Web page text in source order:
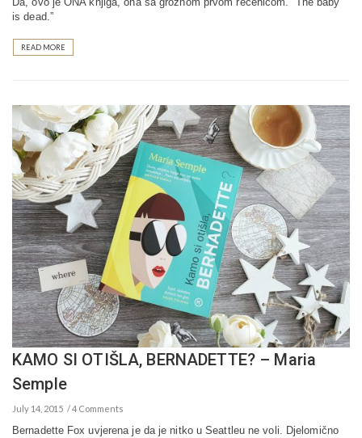
is dead.”
READ MORE
KAMO SI OTIŠLA, BERNADETTE? – Maria
Semple
July 14, 2015 4 Comments
Bernadette Fox uvjerena je da je nitko u Seattleu ne voli. Djelomično